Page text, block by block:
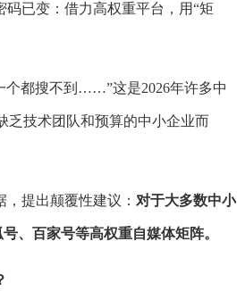
已变：借力高权重平台，用“矩
个都搜不到……”这是2026年许多中
乏技术团队和预算的中小企业而
提出颠覆性建议： 对于大多数中小
、百家号等高权重自媒体矩阵。
：流量都